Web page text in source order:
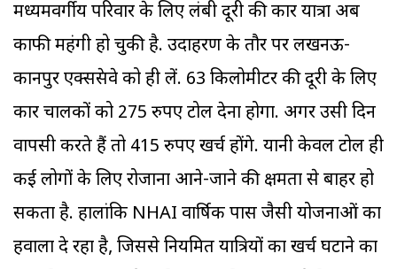
मध्यमवर्गीय परिवार के लिए लंबी दूरी की कार यात्रा अब
काफी महंगी हो चुकी है. उदाहरण के तौर पर लखनऊ-
कानपुर एक्सप्रेसवे को ही लें. 63 किलोमीटर की दूरी के लिए
कार चालकों को 275 रुपए टोल देना होगा. अगर उसी दिन
वापसी करते हैं तो 415 रुपए खर्च होंगे. यानी केवल टोल ही
कई लोगों के लिए रोजाना आने-जाने की क्षमता से बाहर हो
सकता है. हालांकि NHAI वार्षिक पास जैसी योजनाओं का
हवाला दे रहा है, जिससे नियमित यात्रियों का खर्च घटाने का